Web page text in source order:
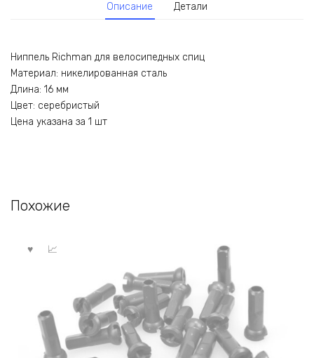
Описание Детали
Ниппель Richman для велосипедных спиц
Материал: никелированная сталь
Длина: 16 мм
Цвет: серебристый
Цена указана за 1 шт
Похожие